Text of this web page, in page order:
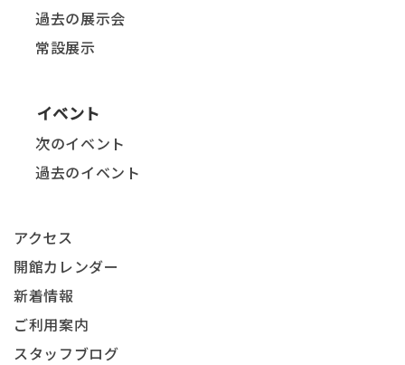
過去の展示会
常設展示
イベント
次のイベント
過去のイベント
アクセス
開館カレンダー
新着情報
ご利用案内
スタッフブログ